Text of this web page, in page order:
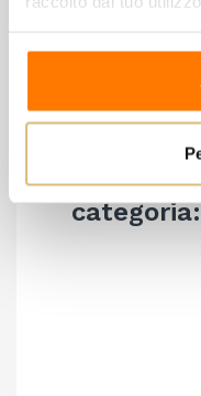
Affinamento
8 altri
categoria: